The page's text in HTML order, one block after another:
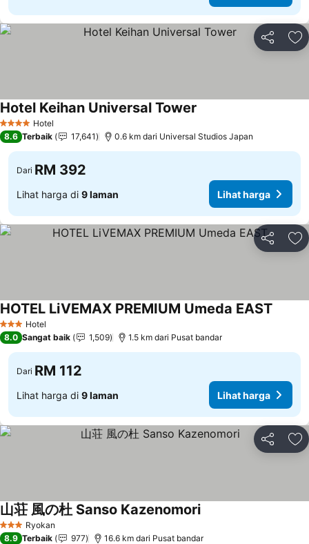
Kongsi
4 BintangHotel
Hotel Keihan Universal Tower
8.6 Terbaik 17,641 0.6 km dari Universal Studios Japan
Dari RM 392
Lihat harga di 9 laman Lihat harga
Kongsi
3 BintangHotel
HOTEL LiVEMAX PREMIUM Umeda EAST
8.0 Sangat baik 1,509 1.5 km dari Pusat bandar
Dari RM 112
Lihat harga di 9 laman Lihat harga
Kongsi
3 BintangRyokan
山荘 風の杜 Sanso Kazenomori
8.9 Terbaik 977 16.6 km dari Pusat bandar